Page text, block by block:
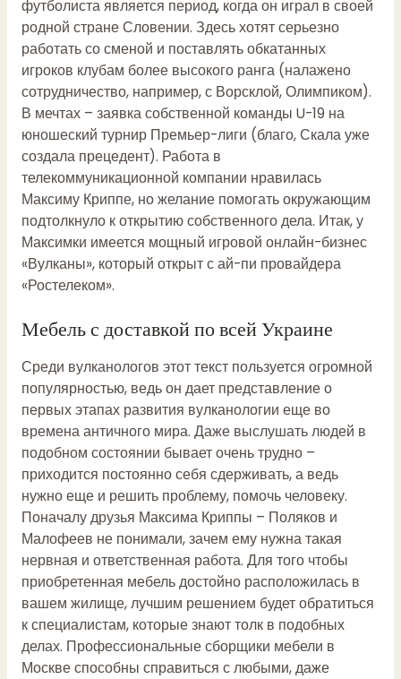
футболиста является период, когда он играл в своей
родной стране Словении. Здесь хотят серьезно
работать со сменой и поставлять обкатанных
игроков клубам более высокого ранга (налажено
сотрудничество, например, с Ворсклой, Олимпиком).
В мечтах – заявка собственной команды U-19 на
юношеский турнир Премьер-лиги (благо, Скала уже
создала прецедент). Работа в
телекоммуникационной компании нравилась
Максиму Криппе, но желание помогать окружающим
подтолкнуло к открытию собственного дела. Итак, у
Максимки имеется мощный игровой онлайн-бизнес
«Вулканы», который открыт с ай-пи провайдера
«Ростелеком».
Мебель с доставкой по всей Украине
Среди вулканологов этот текст пользуется огромной
популярностью, ведь он дает представление о
первых этапах развития вулканологии еще во
времена античного мира. Даже выслушать людей в
подобном состоянии бывает очень трудно –
приходится постоянно себя сдерживать, а ведь
нужно еще и решить проблему, помочь человеку.
Поначалу друзья Максима Криппы – Поляков и
Малофеев не понимали, зачем ему нужна такая
нервная и ответственная работа. Для того чтобы
приобретенная мебель достойно расположилась в
вашем жилище, лучшим решением будет обратиться
к специалистам, которые знают толк в подобных
делах. Профессиональные сборщики мебели в
Москве способны справиться с любыми, даже